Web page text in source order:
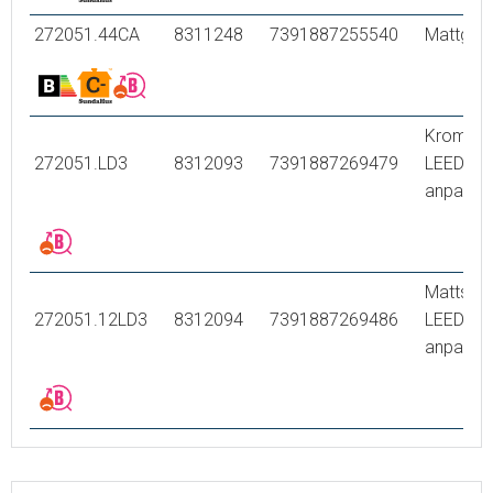
272051.44CA 8311248 7391887255540 Mattgrå
272051.LD3 8312093 7391887269479
Krom,
LEED/
272051.12LD3 8312094 7391887269486
LEED/